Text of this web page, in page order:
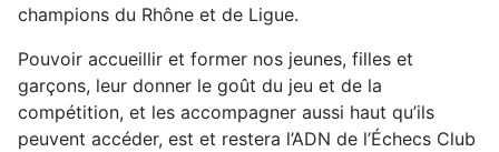
champions du Rhône et de Ligue.
Pouvoir accueillir et former nos jeunes, filles et
garçons, leur donner le goût du jeu et de la
compétition, et les accompagner aussi haut qu’ils
peuvent accéder, est et restera l’ADN de l’Échecs Club